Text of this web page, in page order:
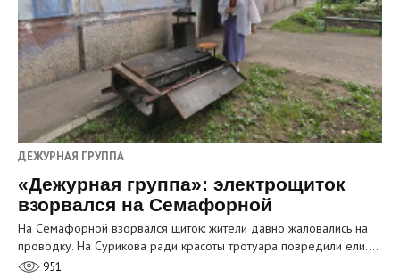
ДЕЖУРНАЯ ГРУППА
«Дежурная группа»: электрощиток
взорвался на Семафорной
На Семафорной взорвался щиток: жители давно жаловались на
проводку. На Сурикова ради красоты тротуара повредили ели.…
951